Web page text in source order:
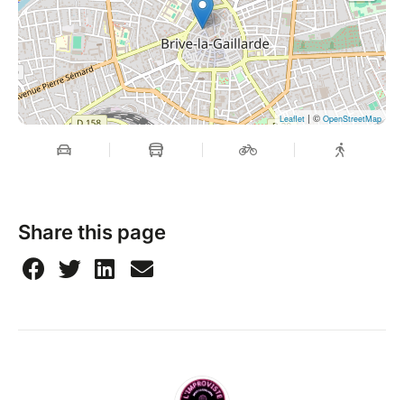
Leaflet | © OpenStreetMap
Share this page